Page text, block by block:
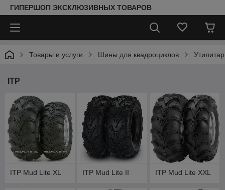
ГИПЕРШОП ЭКСКЛЮЗИВНЫХ ТОВАРОВ
Товары и услуги Шины для квадроциклов
ITP
ITP Mud Lite XL ITP Mud Lite II ITP Mud Lite XXL